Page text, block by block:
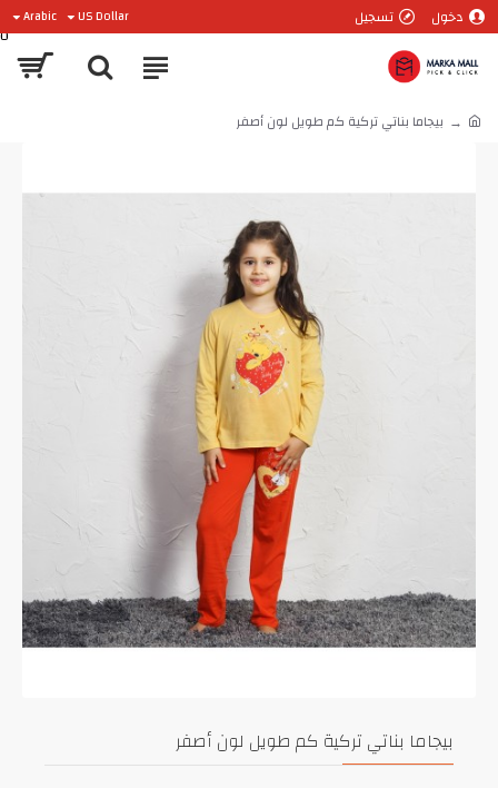
دخول تسجيل US Dollar
Arabic
0
بيجاما بناتي تركية كم طويل لون أصفر
بيجاما بناتي تركية كم طويل لون أصفر